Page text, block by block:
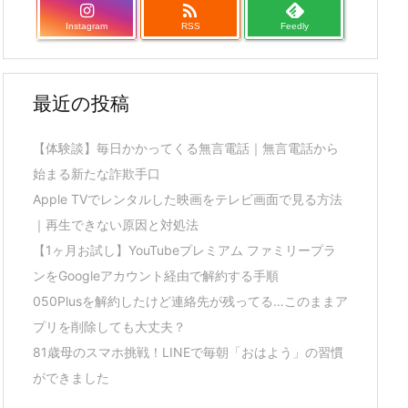
Instagram

RSS Feedly
最近の投稿
【体験談】毎日かかってくる無言電話｜無言電話から
始まる新たな詐欺手口
Apple TVでレンタルした映画をテレビ画面で見る方法
｜再生できない原因と対処法
【1ヶ月お試し】YouTubeプレミアム ファミリープラ
ンをGoogleアカウント経由で解約する手順
050Plusを解約したけど連絡先が残ってる…このままア
プリを削除しても大丈夫？
81歳母のスマホ挑戦！LINEで毎朝「おはよう」の習慣
ができました